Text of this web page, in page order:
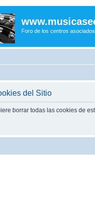
Foro de los centros asociados
del Sitio
borrar todas las cookies de